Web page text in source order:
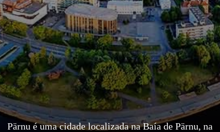
Pärnu é uma cidade localizada na Baía de Pärnu, na